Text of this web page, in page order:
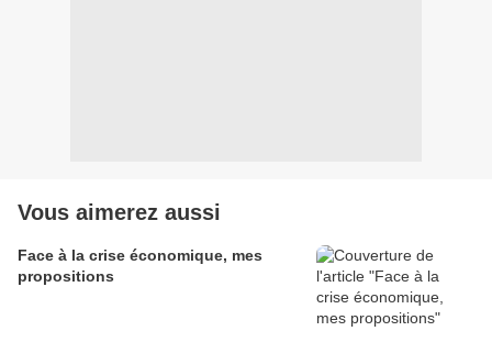
Vous aimerez aussi
Face à la crise économique, mes
propositions